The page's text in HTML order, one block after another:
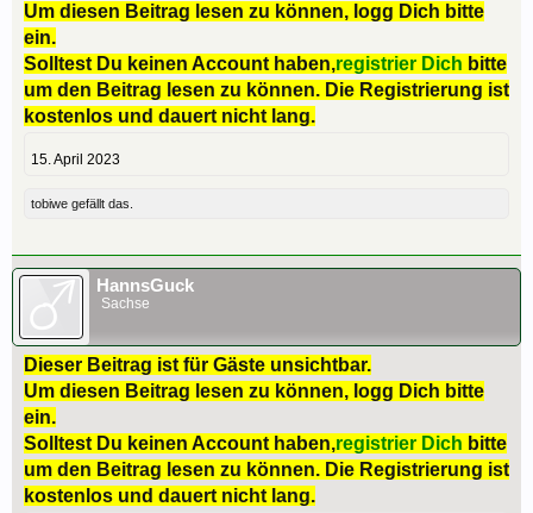
Um diesen Beitrag lesen zu können, logg Dich bitte
ein.
Solltest Du keinen Account haben,registrier Dich bitte
um den Beitrag lesen zu können. Die Registrierung ist
kostenlos und dauert nicht lang.
15. April 2023
tobiwe gefällt das.
HannsGuck
Sachse
Dieser Beitrag ist für Gäste unsichtbar.
Um diesen Beitrag lesen zu können, logg Dich bitte
ein.
Solltest Du keinen Account haben,registrier Dich bitte
um den Beitrag lesen zu können. Die Registrierung ist
kostenlos und dauert nicht lang.